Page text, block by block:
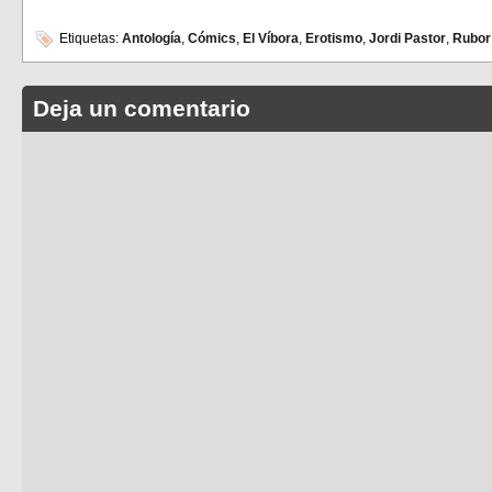
Etiquetas: Antología, Cómics, El Víbora, Erotismo, Jordi Pastor, Rubor
Deja un comentario